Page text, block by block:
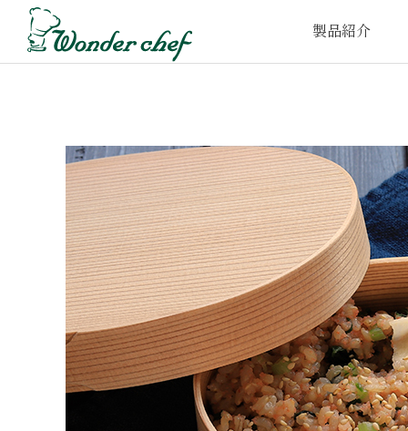
製品紹介
e-wonder
t-wonder
鍋‧フライパン
FOFO
UCHITO
デリシャス缶詰